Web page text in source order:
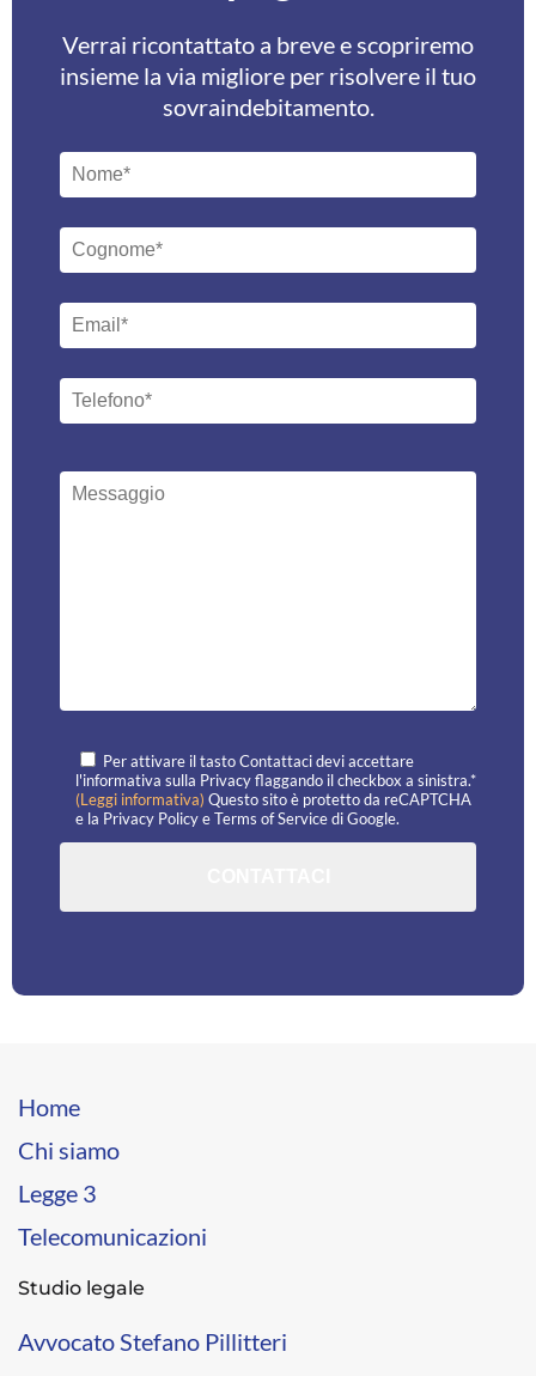
Verrai ricontattato a breve e scopriremo
insieme la via migliore per risolvere il tuo
sovraindebitamento.
Per attivare il tasto Contattaci devi accettare
l'informativa sulla Privacy flaggando il checkbox a sinistra.*
(Leggi informativa) Questo sito è protetto da reCAPTCHA
e la Privacy PolicyeTerms of Servicedi Google.
Home
Chi siamo
Legge 3
Telecomunicazioni
Studio legale
Avvocato Stefano Pillitteri